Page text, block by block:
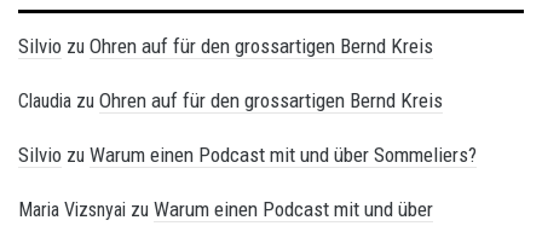
Silvio zu Ohren auf für den grossartigen Bernd Kreis
Claudia zu Ohren auf für den grossartigen Bernd Kreis
Silvio zu Warum einen Podcast mit und über Sommeliers?
Maria Vizsnyai zu Warum einen Podcast mit und über